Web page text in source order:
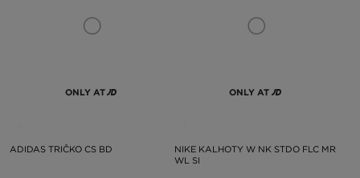
ONLY AT
ADIDAS TRIČKO CS BD
ONLY AT
NIKE KALHOTY W NK STDO FLC MR
WL SI